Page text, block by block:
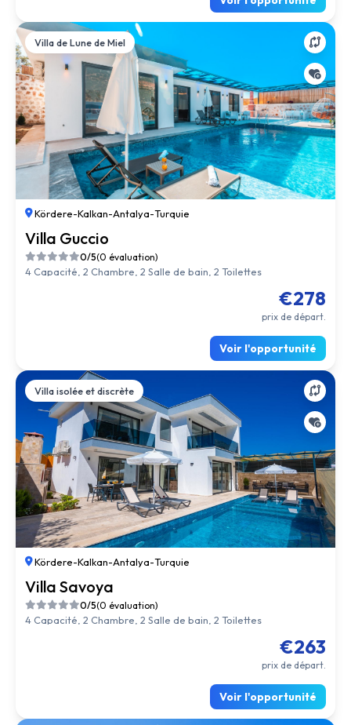
Villa de Lune de Miel
Kördere-Kalkan-Antalya-Turquie
Villa Guccio
0/5(0 évaluation)
4 Capacité, 2 Chambre, 2 Salle de bain, 2 Toilettes
€278
prix de départ.
Voir l'opportunité
Villa isolée et discrète
Kördere-Kalkan-Antalya-Turquie
Villa Savoya
0/5(0 évaluation)
4 Capacité, 2 Chambre, 2 Salle de bain, 2 Toilettes
€263
prix de départ.
Voir l'opportunité